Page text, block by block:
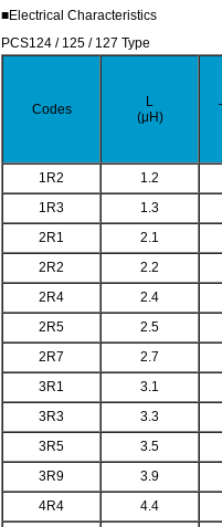
■Electrical Characteristics
PCS124 / 125 / 127 Type
Codes
L
(μH)
1R2
1.2
1R3
1.3
2R1
2.1
2R2
2.2
2R4
2.4
2R5
2.5
2R7
2.7
3R1
3.1
3R3
3.3
3R5
3.5
3R9
3.9
4R4
4.4